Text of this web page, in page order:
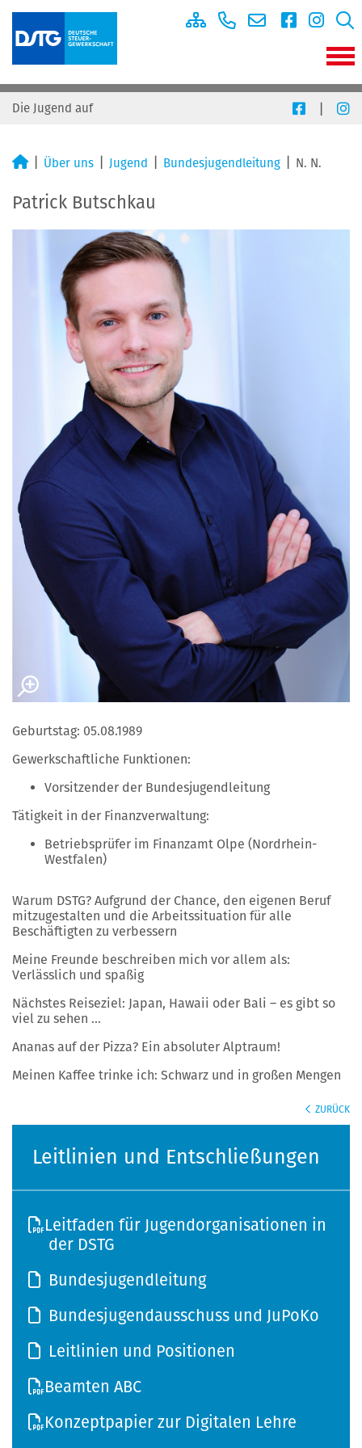
Die Jugend auf
Über uns Jugend Bundesjugendleitung N. N.
Patrick Butschkau
Geburtstag: 05.08.1989
Gewerkschaftliche Funktionen:
Vorsitzender der Bundesjugendleitung
Tätigkeit in der Finanzverwaltung:
Betriebsprüfer im Finanzamt Olpe (Nordrhein-
Westfalen)
Warum DSTG? Aufgrund der Chance, den eigenen Beruf
mitzugestalten und die Arbeitssituation für alle
Beschäftigten zu verbessern
Meine Freunde beschreiben mich vor allem als:
Verlässlich und spaßig
Nächstes Reiseziel: Japan, Hawaii oder Bali – es gibt so
viel zu sehen ...
Ananas auf der Pizza? Ein absoluter Alptraum!
Meinen Kaffee trinke ich: Schwarz und in großen Mengen
ZURÜCK
Leitlinien und Entschließungen
Leitfaden für Jugendorganisationen in
der DSTG
Bundesjugendleitung
Bundesjugendausschuss und JuPoKo
Leitlinien und Positionen
Beamten ABC
Konzeptpapier zur Digitalen Lehre